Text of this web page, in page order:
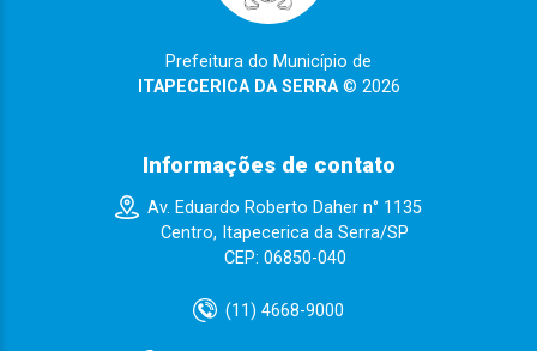
Prefeitura do Município de
ITAPECERICA DA SERRA© 2026
Informações de contato
Av. Eduardo Roberto Daher n° 1135
Centro, Itapecerica da Serra/SP
CEP: 06850-040
(11) 4668-9000